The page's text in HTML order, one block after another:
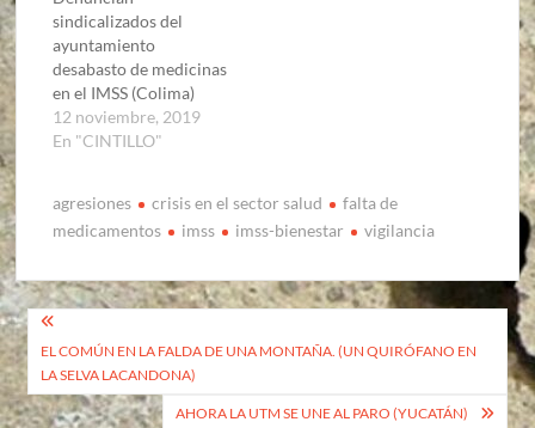
sindicalizados del
ayuntamiento
desabasto de medicinas
en el IMSS (Colima)
12 noviembre, 2019
En "CINTILLO"
agresiones crisis en el sector salud
falta de
medicamentos
imss imss-bienestar vigilancia
Navegación
de
entradas
EL COMÚN EN LA FALDA DE UNA MONTAÑA. (UN QUIRÓFANO EN
LA SELVA LACANDONA)
AHORA LA UTM SE UNE AL PARO (YUCATÁN)